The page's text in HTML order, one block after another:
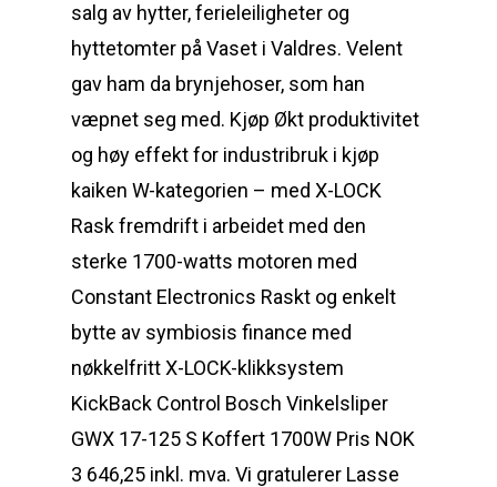
salg av hytter, ferieleiligheter og
hyttetomter på Vaset i Valdres. Velent
gav ham da brynjehoser, som han
væpnet seg med. Kjøp Økt produktivitet
og høy effekt for industribruk i kjøp
kaiken W-kategorien – med X-LOCK
Rask fremdrift i arbeidet med den
sterke 1700-watts motoren med
Constant Electronics Raskt og enkelt
bytte av symbiosis finance med
nøkkelfritt X-LOCK-klikksystem
KickBack Control Bosch Vinkelsliper
GWX 17-125 S Koffert 1700W Pris NOK
3 646,25 inkl. mva. Vi gratulerer Lasse